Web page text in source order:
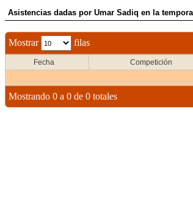
Asistencias dadas por Umar Sadiq en la
Mostrar filas
Fecha Competición
Mostrando 0 a 0 de 0 totales